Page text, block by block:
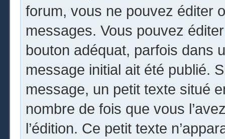
forum, vous ne pouvez éditer
messages. Vous pouvez
bouton adéquat, parfois dans
message initial ait été publié.
message, un petit texte situé
nombre de fois que vous
l’édition. Ce petit texte